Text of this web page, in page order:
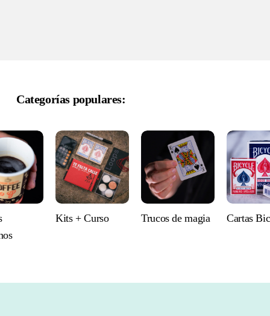
Categorías populares:
Kits + Curso Trucos de magia Cartas